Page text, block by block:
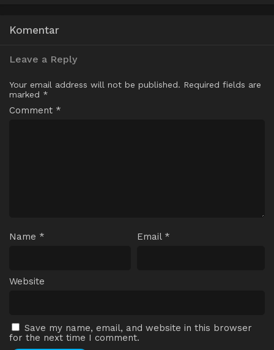
Komentar
Leave a Reply
Your email address will not be published. Required fields are
marked *
Comment *
Name * Email *
Website
Save my name, email, and website in this browser
for the next time I comment.